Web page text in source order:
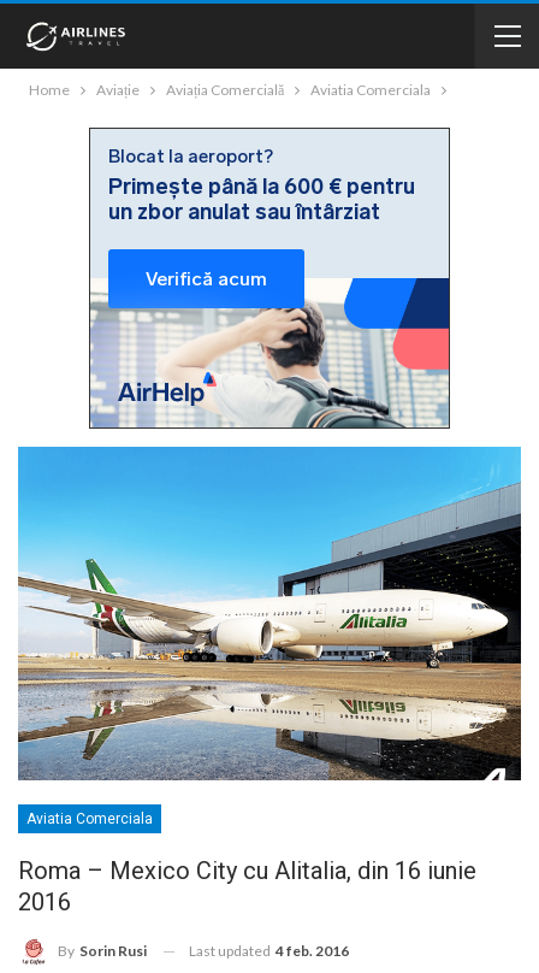
Home Aviație Aviația Comercială Aviatia Comerciala
Aviatia Comerciala
Roma – Mexico City cu Alitalia, din 16 iunie
2016
By Sorin Rusi Last updated 4 feb. 2016